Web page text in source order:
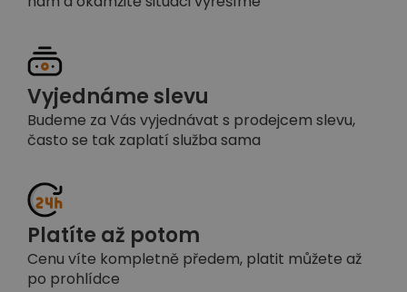
Vyjednáme slevu
Budeme za Vás vyjednávat s prodejcem slevu,
často se tak zaplatí služba sama
Platíte až potom
Cenu víte kompletně předem, platit můžete až
po prohlídce